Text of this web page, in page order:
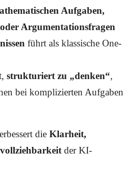
Aufgaben,
Argumentationsfragen
führt als klassische One-
strukturiert zu „denken“,
bei komplizierten Aufgaben
die Klarheit,
der KI-